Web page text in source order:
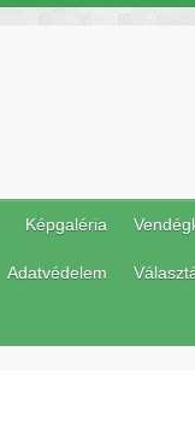
Képgaléria
Adatvédelem